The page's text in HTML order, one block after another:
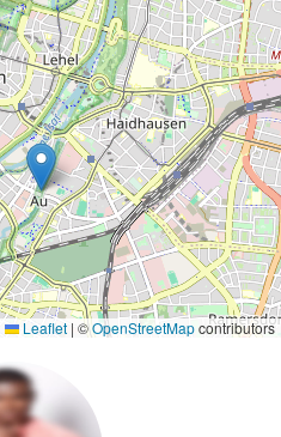
Leaflet | ©OpenStreetMapcontributors